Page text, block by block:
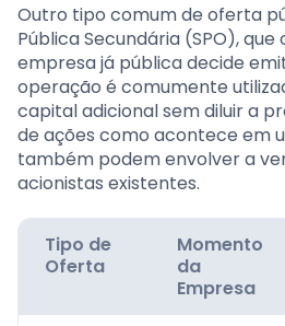
Outro tipo comum de oferta
Pública Secundária (SPO),
empresa já pública decide
operação é comumente
capital adicional sem diluir a
de ações como acontece em
também podem envolver a
acionistas existentes.
Tipo de
Oferta
Momento
da
Empresa